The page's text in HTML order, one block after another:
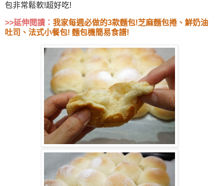
包非常鬆軟!超好吃!
>>延伸閱讀： 我家每週必做的3款麵包!芝麻麵包捲、鮮奶油
吐司、法式小餐包! 麵包機簡易食譜!